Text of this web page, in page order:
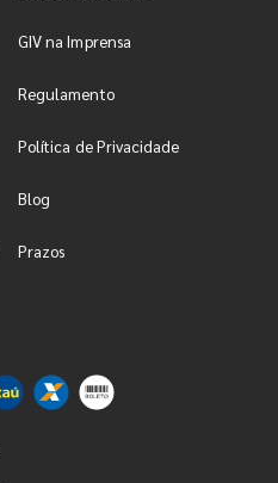
GIV na Imprensa
Regulamento
Política de Privacidade
Blog
Prazos